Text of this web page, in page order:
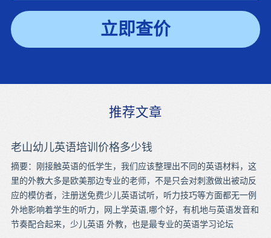
立即查价
推荐文章
老山幼儿英语培训价格多少钱
摘要：刚接触英语的低学生，我们应该整理出不同的英语材料，这
里的外教大多是欧美那边专业的老师，不是只会对刺激做出被动反
应的模仿者，注册送免费少儿英语试听，听力技巧等方面都无一例
外地影响着学生的听力，网上学英语,哪个好，有机地与英语发音和
节奏配合起来，少儿英语 外教，也是最专业的英语学习论坛